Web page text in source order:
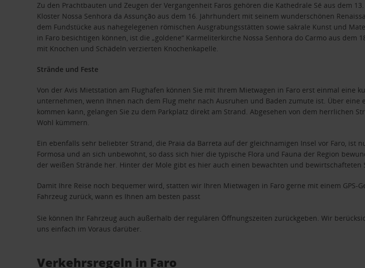
Zu den Prachtbauten und Zeugen der Vergangenheit Faros gehören die Kathedrale Sé aus dem
Kloster Nossa Senhora da Assunção aus dem 16. Jahrhundert mit seinem wunderschönen
dem Fundstücke aus nahegelegenen römischen Ausgrabungsstätten sowie sakrale Kunst und
in Faro besichtigen können, ist die „goldene“ Karmeliterkirche Nossa Senhora do Carmo aus
mit Knochen und Schädeln verzierten Knochenkapelle.
Strände und Feste
Von der Avis Mietstation am Flughafen können Sie mit Ihrem Mietwagen in Faro erst einmal eine
unternehmen, wenn Ihnen nach dem Flug mehr nach Ausruhen und Baden zumute ist. Über
kommen kann, gelangen Sie zu dem Parkplatz direkt am Strand. Abgesehen von dem herrlichen
Wohl kümmern.
Ein ebenfalls sehr beliebter Strand, die Praia da Barreta auf der gleichnamigen Insel vor Faro, ist
Formosa und an sich unbewohnt, so dass sich hier die typische Flora und Fauna der Region
der weißen Strände her. Hinter der Mole gibt es hier auch einen bewachten und
Damit Ihre Reise noch bequemer wird, statten wir Ihren Mietwagen in Faro gerne mit einem GPS-
Fahrzeug zurück, wann es Ihnen am besten passt
Sie können Ihr Fahrzeug auch außerhalb der regulären Öffnungszeiten zurückgeben. Wir
uns einfach im Voraus darüber.
Verkehrsregeln in Faro